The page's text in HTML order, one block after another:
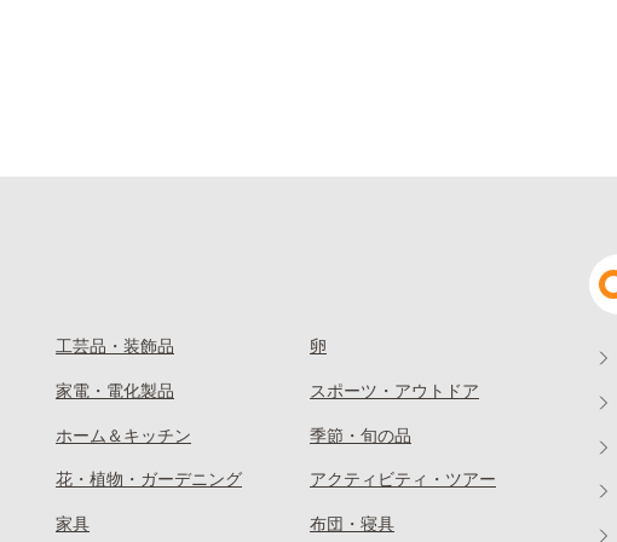
工芸品・装飾品
家電・電化製品
ホーム＆キッチン
花・植物・ガーデニング
家具
卵
スポーツ・アウトドア
季節・旬の品
アクティビティ・ツアー
布団・寝具